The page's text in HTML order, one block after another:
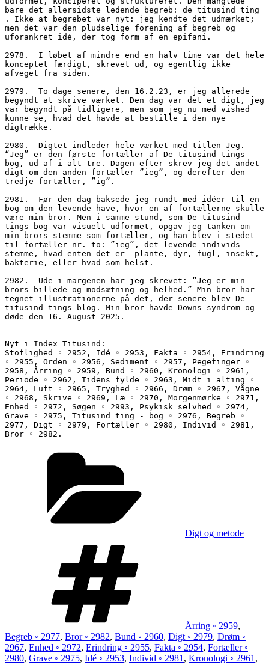
bare det allersidste ledende begreb: de titusind ting
. Ikke at begrebet var nyt: jeg kendte det udmærket;
men det var den pludselige forening af begreb og
uforankret idé, der tog form af en epifani.
2978.  I løbet af mindre end en halv time var det hele
konceptet færdigt, skrevet ud, og egentlig ikke
afveget fra siden.
2979.  To dage senere, den 16.2.23, er jeg allerede
begyndt at skrive værket. Den dag var det et digt, jeg
var begyndt på tidligere, men som jeg nu med vished
kunne se, hvad det havde at bestille i den nye
digtrække.
2980.  Digtet indleder hele værket med titlen Jeg.
“Jeg” er den første fortæller af De titusind tings
bog, ud af i alt tre. Dagen efter skrev jeg det andet
digt om den anden fortæller ”ieg”, og derefter den
tredje fortæller, ”ig”.
2981.  Før den dag baksede jeg rundt med idéer til en
bog om den levende have, hvor en af fortællerne skulle
være min bror. Men i samme stund, som De titusind
tings bog var visuelt udformet, opgav jeg tanken om
min brors stemme som fortæller, og han blev i stedet
til fortæller nr. to: ”ieg”, det levende individs
stemme, hvad enten det er  plante, dyr, fugl, insekt,
bakterie, eller hvad som helst.
2982.  Ude i margenen har jeg skrevet: “Jeg er min
brors billede og modsætning og helhed.” Min bror har
tegnet illustrationerne på det, der senere blev De
titusind tings blog. Min bror havde Downs syndrom og
døde den 16. August 2025.
Nyt i Index Titusind:
Stoflighed ◦ 2952, Idé ◦ 2953, Fakta ◦ 2954, Erindring
◦ 2955, Orden ◦ 2956, Sediment ◦ 2957, Pegefinger ◦
2958, Årring ◦ 2959, Bund ◦ 2960, Kronologi ◦ 2961,
Periode ◦ 2962, Tidens fylde ◦ 2963, Midt i alting ◦
2964, Luft ◦ 2965, Tryghed ◦ 2966, Drøm ◦ 2967, Vågne
◦ 2968, Skrive ◦ 2969, Læ ◦ 2970, Morgenmørke ◦ 2971,
Enhed ◦ 2972, Søgen ◦ 2993, Psykisk selvhed ◦ 2974,
Grave ◦ 2975, Titusind ting - bog ◦ 2976, Begreb ◦
2977, Digt ◦ 2979, Fortæller ◦ 2980, Individ ◦ 2981,
Bror ◦ 2982.
Digt og metode
Årring ◦ 2959,
Begreb ◦ 2977, Bror ◦ 2982, Bund ◦ 2960, Digt ◦ 2979, Drøm ◦
2967, Enhed ◦ 2972, Erindring ◦ 2955, Fakta ◦ 2954, Fortæller ◦
2980, Grave ◦ 2975, Idé ◦ 2953, Individ ◦ 2981 , Kronologi ◦ 2961 ,